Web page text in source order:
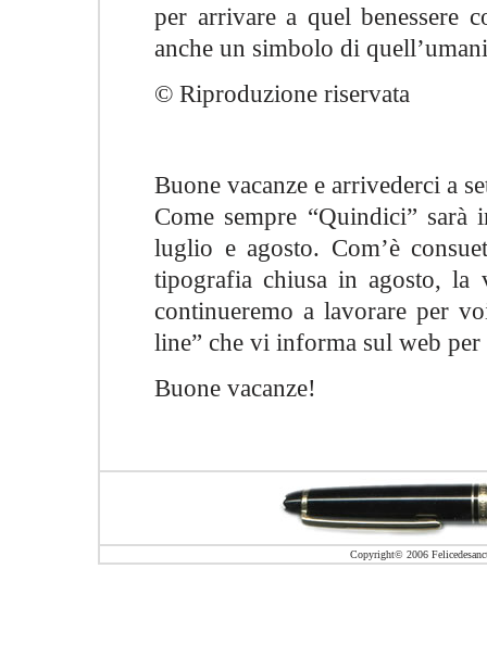
per arrivare a quel benessere
anche un simbolo di
© Riproduzione riservata
Buone vacanze e arrivederci a
Come sempre “Quindici”
luglio e agosto. Com’è
tipografia chiusa in agosto, la
continueremo a lavorare per
line” che vi informa sul web
Buone vacanze!
Copyright© 2006